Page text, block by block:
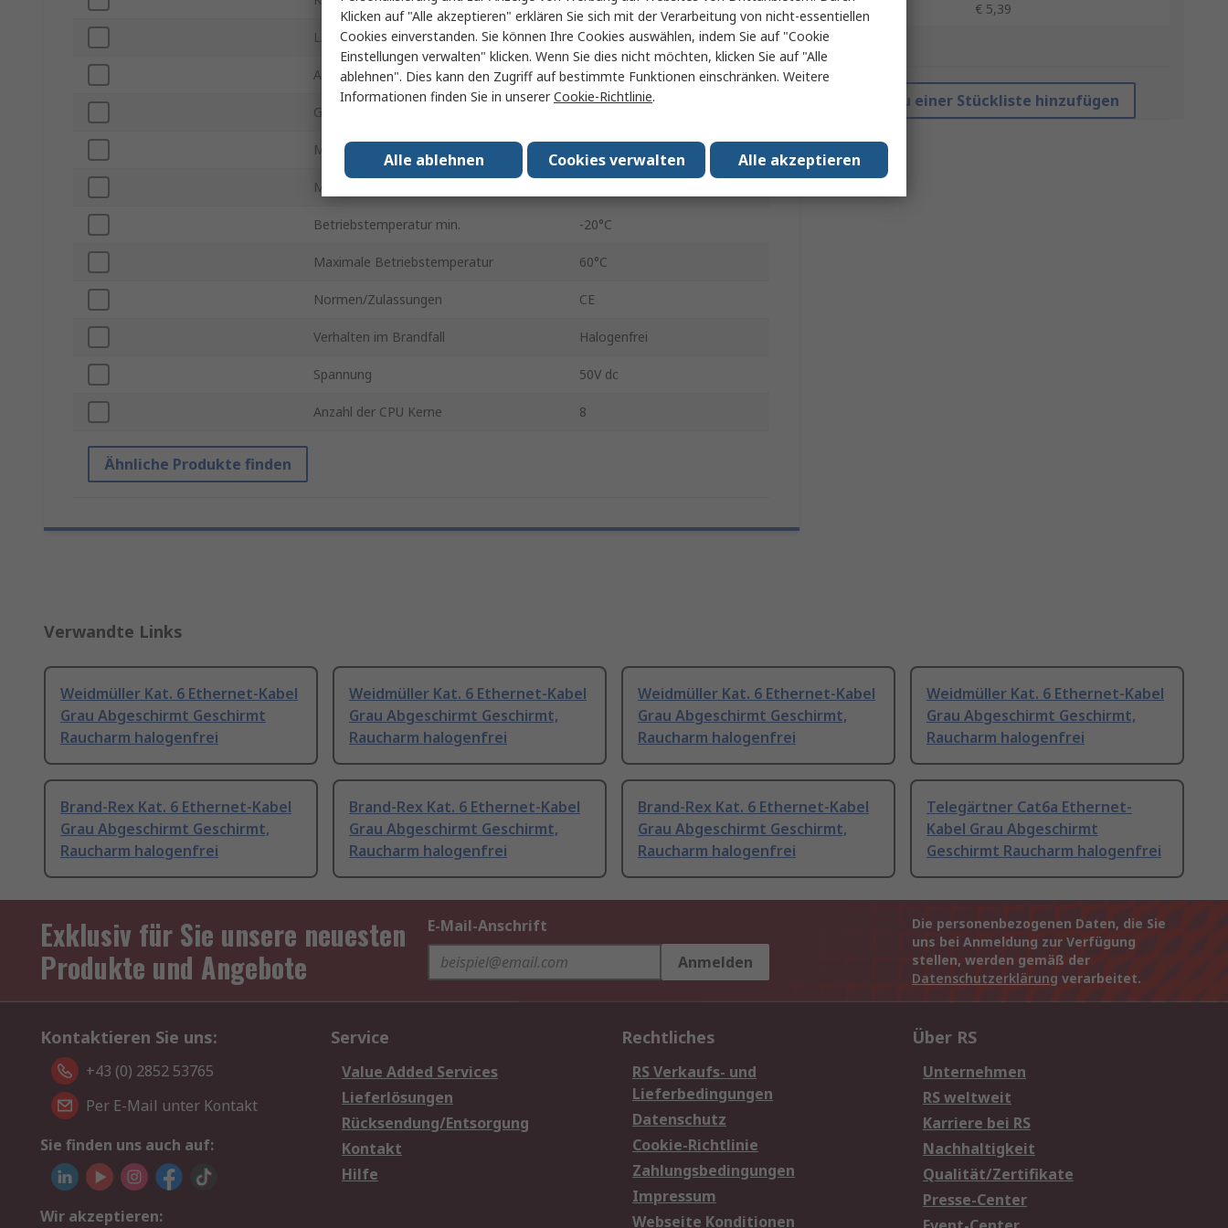
50 +
€ 5,39
Zu einer Stückliste hinzufügen
LAN Kategorie Kat. 6
Abschirmtyp Abgeschirmt
Geschirmt / Ungeschirmt
Mantelmaterial Raucharm halogenfrei
Mantelfarbe
Betriebstemperatur min. -20°C
Maximale Betriebstemperatur 60°C
Normen/Zulassungen CE
Verhalten im Brandfall Halogenfrei
Spannung 50V dc
Anzahl der CPU Kerne 8
Ähnliche Produkte finden
Verwandte Links
Weidmüller Kat. 6 Ethernet-Kabel
Grau Abgeschirmt Geschirmt
Raucharm halogenfrei
Weidmüller Kat. 6 Ethernet-Kabel
Grau Abgeschirmt Geschirmt,
Raucharm halogenfrei
Weidmüller Kat. 6 Ethernet-Kabel
Grau Abgeschirmt Geschirmt,
Raucharm halogenfrei
Weidmüller Kat. 6 Ethernet-Kabel
Grau Abgeschirmt Geschirmt,
Raucharm halogenfrei
Brand-Rex Kat. 6 Ethernet-Kabel
Grau Abgeschirmt Geschirmt,
Raucharm halogenfrei
Brand-Rex Kat. 6 Ethernet-Kabel
Grau Abgeschirmt Geschirmt,
Raucharm halogenfrei
Brand-Rex Kat. 6 Ethernet-Kabel
Grau Abgeschirmt Geschirmt,
Raucharm halogenfrei
Telegärtner Cat6a Ethernet-
Kabel Grau Abgeschirmt
Geschirmt Raucharm halogenfrei
Exklusiv für Sie unsere neuesten
Produkte und Angebote
E-Mail-Anschrift
Anmelden
Die personenbezogenen Daten, die Sie
uns bei Anmeldung zur Verfügung
stellen, werden gemäß der
Datenschutzerklärung verarbeitet.
Kontaktieren Sie uns:
+43 (0) 2852 53765
Per E-Mail unter Kontakt
Sie finden uns auch auf:
Wir akzeptieren:
Service
Value Added Services
Lieferlösungen
Rücksendung/Entsorgung
Kontakt
Hilfe
Rechtliches
RS Verkaufs- und
Lieferbedingungen
Datenschutz
Cookie-Richtlinie
Zahlungsbedingungen
Impressum
Webseite Konditionen
Über RS
Unternehmen
RS weltweit
Karriere bei RS
Nachhaltigkeit
Qualität/Zertifikate
Presse-Center
Klicken auf "Alle akzeptieren" erklären Sie sich mit der Verarbeitung von nicht-essentiellen
Cookies einverstanden. Sie können Ihre Cookies auswählen, indem Sie auf "Cookie
Einstellungen verwalten" klicken. Wenn Sie dies nicht möchten, klicken Sie auf "Alle
ablehnen". Dies kann den Zugriff auf bestimmte Funktionen einschränken. Weitere
Informationen finden Sie in unsererCookie-Richtlinie.
Alle akzeptieren
Cookies verwalten
Alle ablehnen